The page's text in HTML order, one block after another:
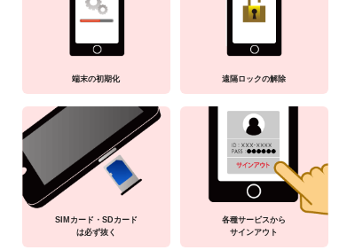
端末の初期化 遠隔ロックの解除
SIMカード・SDカード
は必ず抜く
各種サービスから
サインアウト